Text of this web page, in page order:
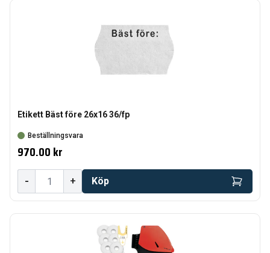
Etikett Bäst före 26x16 36/fp
Beställningsvara
970.00 kr
- + Köp